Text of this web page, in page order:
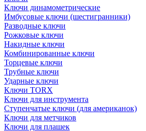
Ключи динамометрические
Имбусовые ключи (шестигранники)
Разводные ключи
Рожковые ключи
Накидные ключи
Комбинированные ключи
Торцевые ключи
Трубные ключи
Ударные ключи
Ключи TORX
Ключи для инструмента
Ступенчатые ключи (для американок)
Ключи для метчиков
Ключи для плашек